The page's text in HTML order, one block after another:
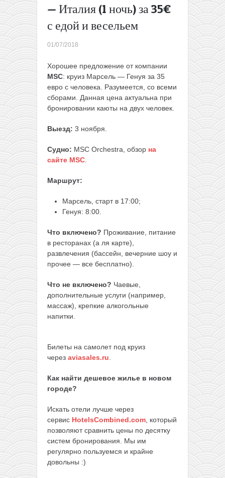
— Италия (1 ночь) за 35€
с едой и весельем
01/07/2018
Хорошее предложение от компании
MSC: круиз Марсель — Генуя за 35
евро с человека. Разумеется, со всеми
сборами. Данная цена актуальна при
бронировании каюты на двух человек.
Выезд: 3 ноября.
Судно: MSC Orchestra, обзор на
сайте MSC
Маршрут:
Марсель, старт в 17:00;
Генуя: 8:00.
Что включено? Проживание, питание
в ресторанах (а ля карте),
развлечения (бассейн, вечерние шоу и
прочее — все бесплатно).
Что не включено? Чаевые,
дополнительные услуги (например,
массаж), крепкие алкогольные
напитки.
Билеты на самолет под круиз
через aviasales.ru
Как найти дешевое жилье в новом
городе?
Искать отели лучше через
сервис HotelsCombined.com , который
позволяют сравнить цены по десятку
систем бронирования. Мы им
регулярно пользуемся и крайне
довольны :)
от TAP: из